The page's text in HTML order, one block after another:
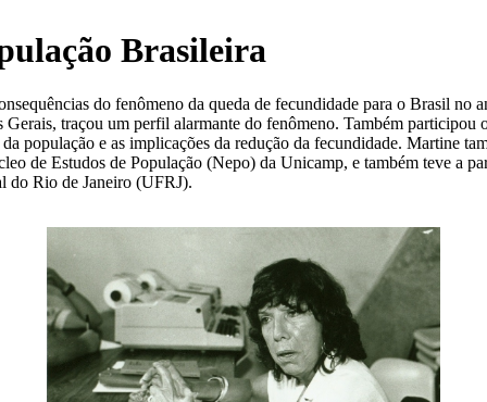
Brasileira
do fenômeno da queda de fecundidade para o Brasil
traçou um perfil alarmante do fenômeno. Também
população e as implicações da redução da fecundidade. Martine
de Estudos de População (Nepo) da Unicamp, e também teve a
do Rio de Janeiro (UFRJ).